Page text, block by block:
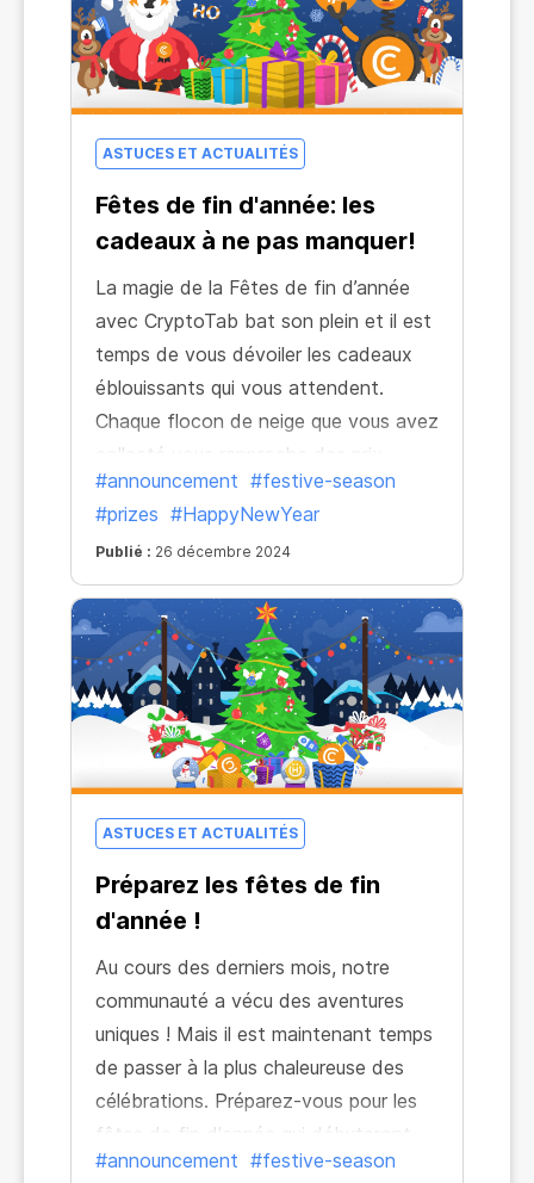
ASTUCES ET ACTUALITÉS
Fêtes de fin d'année: les
cadeaux à ne pas manquer!
La magie de la Fêtes de fin d’année
avec CryptoTab bat son plein et il est
temps de vous dévoiler les cadeaux
éblouissants qui vous attendent.
Chaque flocon de neige que vous avez
collecté vous rapproche des prix
festifs, et ils en valent la peine.
#announcement #festive-season
#prizes #HappyNewYear
Publié : 26 décembre 2024
ASTUCES ET ACTUALITÉS
Préparez les fêtes de fin
d'année !
Au cours des derniers mois, notre
communauté a vécu des aventures
uniques ! Mais il est maintenant temps
de passer à la plus chaleureuse des
célébrations. Préparez-vous pour les
fêtes de fin d'année qui débuteront
lundi !
#announcement #festive-season